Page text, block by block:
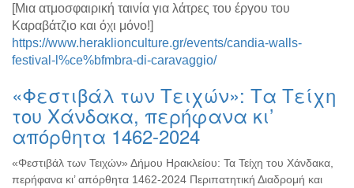
[Μια ατμοσφαιρική ταινία για λάτρες του έργου του
Καραβάτζιο και όχι μόνο!]
https://www.heraklionculture.gr/events/candia-walls-
festival-l%ce%bfmbra-di-caravaggio/
«Φεστιβάλ των Τειχών»: Τα Τείχη
του Χάνδακα, περήφανα κι’
απόρθητα 1462-2024
«Φεστιβάλ των Τειχών» Δήμου Ηρακλείου: Τα Τείχη του Χάνδακα,
περήφανα κι’ απόρθητα 1462-2024 Περιπατητική Διαδρομή και